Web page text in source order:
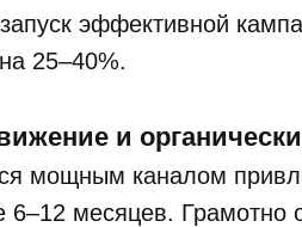
эффективной
25–40%.
и
мощным каналом
6–12 месяцев.